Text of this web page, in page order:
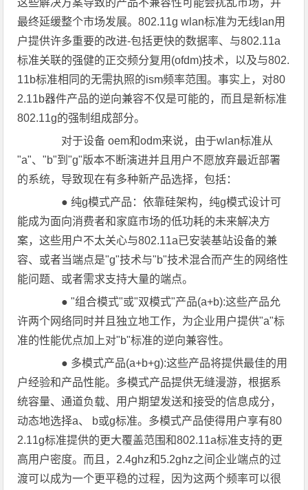
这些解决方案导致的产品不兼容性可能会扰乱市场，并
最终延缓整个市场发展。802.11g wlan标准为无线lan用
户提供许多重要的改进-包括更快的数据率、与802.11a
标准关联的强健的正交频分复用(ofdm)技术，以及与802.
11b标准相同的无需执照的ism频率范围。事实上，对80
2.11b器件产品的逆向兼容不仅是可能的，而且是新标准
802.11g的强制组成部分。
对于设备 oem和odm来说，由于wlan标准从
"a"、"b"到"g"版本不断演进并且用户不愿放弃最近部署
的系统，导致现在有多种新产品选择，包括：
● 纯g模式产品：依靠硅架构，纯g模式设计可
能成为面向消费者和家庭市场的低功耗的未来解决方
案，这些用户不太关心与802.11a已安装基站设备的兼
容、或者当端点是"g"技术与"b"技术混合而产生的网络性
能问题、或者需求支持大量的端点。
● "组合模式"或"双模式"产品(a+b):这些产品允
许两个网络同时并且独立地工作，为企业用户提供"a"标
准的性能优点加上对"b"标准的逆向兼容性。
● 多模式产品(a+b+g):这些产品将提供最佳的用
户经验和产品性能。多模式产品提供无缝漫游，根据系
统容量、通道负载、用户期望发送和接受的信息成分，
动态地选择a、 b或g标准。多模式产品使得用户享有80
2.11g标准提供的更大覆盖范围和802.11a标准支持的更
高用户密度。而且，2.4ghz和5.2ghz之间企业端点的过
渡可以成为一个更平稳的过程，因为这两个频率可以很